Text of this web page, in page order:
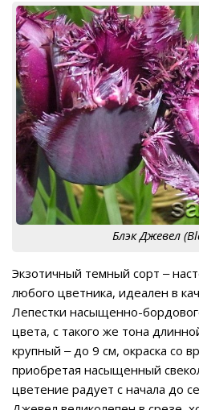
Блэк Джевел
Экзотичный темный сорт ‒
любого цветника, идеален в
Лепестки насыщенно-
цвета, с такого же тона
крупный ‒ до 9 см, окраска со
приобретая насыщенный
цветение радует с начала до